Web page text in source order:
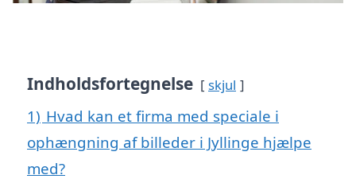
Indholdsfortegnelse skjul
1) Hvad kan et firma med speciale i
ophængning af billeder i Jyllinge hjælpe
med?